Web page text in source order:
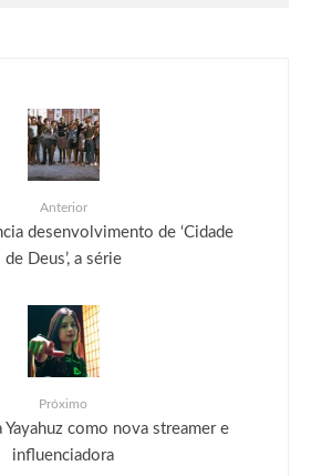
Anterior
desenvolvimento de ‘Cidade
de Deus’, a série
Próximo
Yayahuz como nova streamer e
influenciadora